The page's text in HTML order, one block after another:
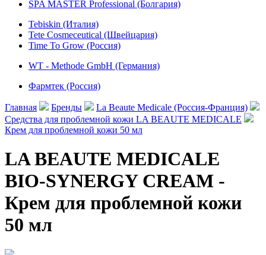
SPA MASTER Professional (Болгария)
Tebiskin (Италия)
Tete Cosmeceutical (Швейцария)
Time To Grow (Россия)
WT - Methode GmbH (Германия)
Фармтек (Россия)
Главная Бренды
La Beaute Medicale (Россия-Франция)
Средства для проблемной кожи LA BEAUTE MEDICALE
Крем для проблемной кожи 50 мл
LA BEAUTE MEDICALE
BIO-SYNERGY CREAM -
Крем для проблемной кожи
50 мл